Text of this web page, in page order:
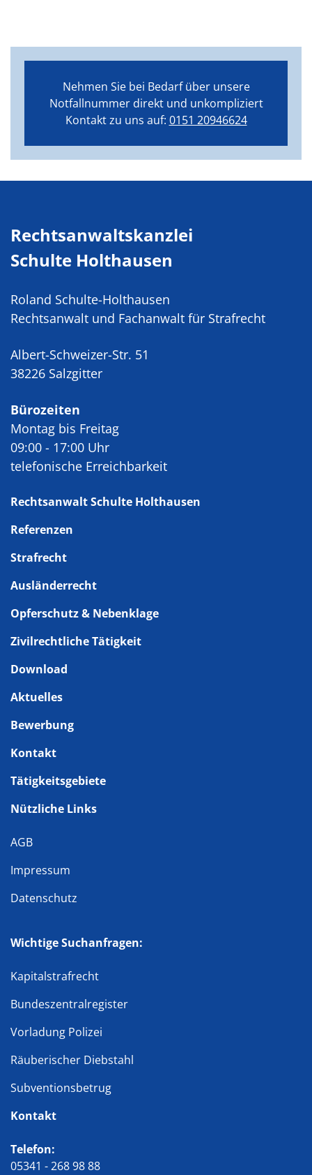
Nehmen Sie bei Bedarf über unsere
Notfallnummer direkt und unkompliziert
Kontakt zu uns auf: 0151 20946624
Rechtsanwaltskanzlei
Schulte Holthausen
Roland Schulte-Holthausen
Rechtsanwalt und Fachanwalt für Strafrecht
Albert-Schweizer-Str. 51
38226 Salzgitter
Bürozeiten
Montag bis Freitag
09:00 - 17:00 Uhr
telefonische Erreichbarkeit
Rechtsanwalt Schulte Holthausen
Referenzen
Strafrecht
Ausländerrecht
Opferschutz & Nebenklage
Zivilrechtliche Tätigkeit
Download
Aktuelles
Bewerbung
Kontakt
Tätigkeitsgebiete
Nützliche Links
AGB
Impressum
Datenschutz
Wichtige Suchanfragen:
Kapitalstrafrecht
Bundeszentralregister
Vorladung Polizei
Räuberischer Diebstahl
Subventionsbetrug
Kontakt
Telefon:
05341 - 268 98 88